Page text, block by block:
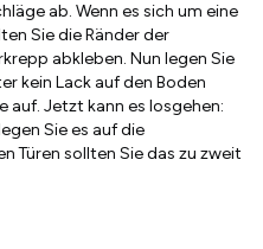
ab. Wenn es sich um eine
Sie die Ränder der
abkleben. Nun legen Sie
kein Lack auf den Boden
Jetzt kann es losgehen:
Sie es auf die
Türen sollten Sie das zu zweit